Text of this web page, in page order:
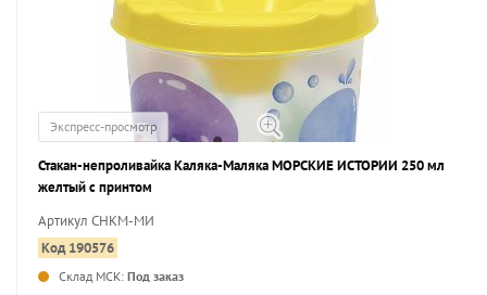
Экспресс-просмотр
Стакан-непроливайка Каляка-Маляка МОРСКИЕ ИСТОРИИ 250 мл
желтый с принтом
Артикул СНКМ-МИ
Код 190576
Склад МСК: Под заказ